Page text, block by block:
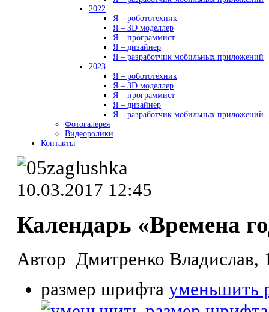
2022
Я – робототехник
Я – 3D моделлер
Я – программист
Я – дизайнер
Я – разработчик мобильных приложений
2023
Я – робототехник
Я – 3D моделлер
Я – программист
Я – дизайнер
Я – разработчик мобильных приложений
Фотогалерея
Видеоролики
Контакты
10.03.2017 12:45
Календарь «Времена
Автор Дмитренко Владислав,
размер шрифта уменьшить